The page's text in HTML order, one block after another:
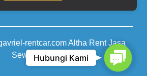
rentcar.com Altha Rent Jasa
Sewa MobilHubungi Kami